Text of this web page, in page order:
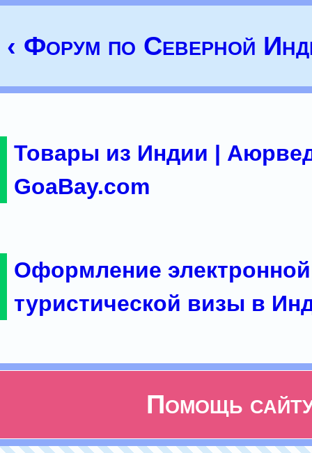
‹ Форум по Северной
Товары из Индии |
GoaBay.com
Оформление электронной
туристической визы в
Помощь